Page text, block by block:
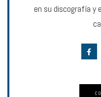
en su discografía y